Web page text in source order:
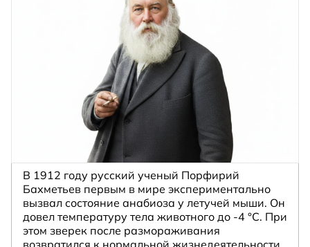
В 1912 году русский ученый Порфирий
Бахметьев первым в мире экспериментально
вызвал состояние анабиоза у летучей мыши. Он
довел температуру тела животного до -4 °C. При
этом зверек после размораживания
возвратился к нормальной жизнедеятельности.